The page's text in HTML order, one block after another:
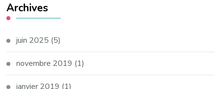
Archives
juin 2025 (5)
novembre 2019 (1)
janvier 2019 (1)